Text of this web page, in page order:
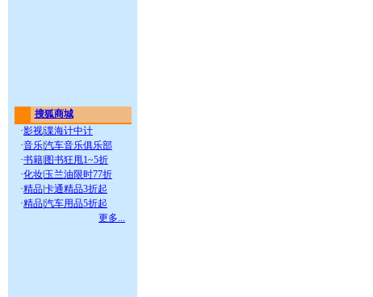
搜狐商城
·影视谍海计中计
·音乐汽车音乐俱乐部
·书籍 图书狂甩1~5折
·化妆 玉兰油限时77折
·精品卡通精品3折起
·精品汽车用品5折起
更多...